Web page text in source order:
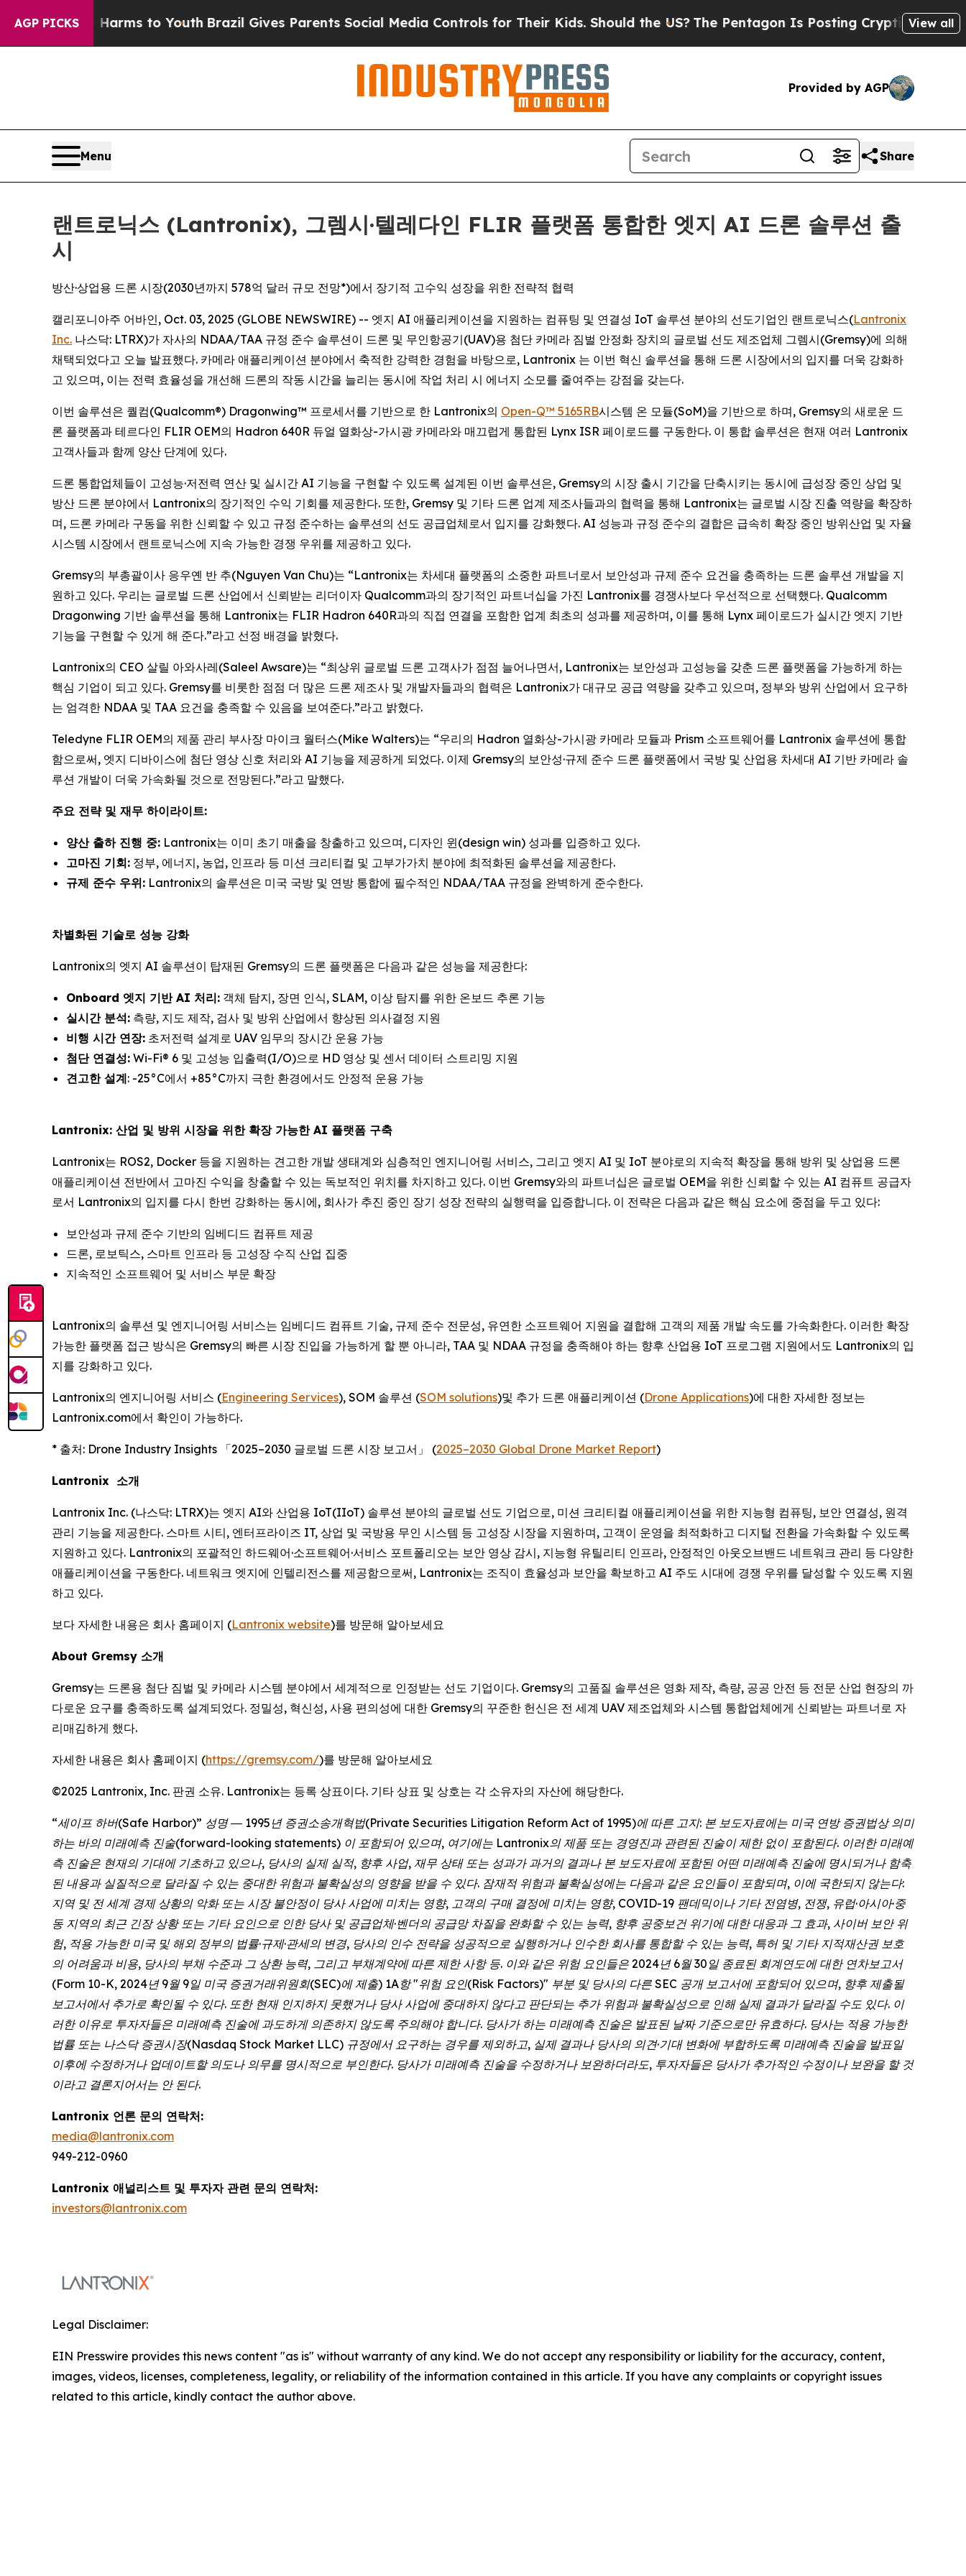
AGP PICKS
Harms to YouthBrazil Gives Parents Social Media Controls for Their Kids. Should the US?The Pentagon Is Posting Cryptic Biblical Messages
View all
Provided by AGP
Menu Share
랜트로닉스 (Lantronix), 그렘시·텔레다인 FLIR 플랫폼 통합한 엣지 AI 드론 솔루션 출
시
방산·상업용 드론 시장(2030년까지 578억 달러 규모 전망*)에서 장기적 고수익 성장을 위한 전략적 협력
캘리포니아주 어바인, Oct. 03, 2025 (GLOBE NEWSWIRE) -- 엣지 AI 애플리케이션을 지원하는 컴퓨팅 및 연결성 IoT 솔루션 분야의 선도기업인 랜트로닉스(Lantronix
Inc. 나스닥: LTRX)가 자사의 NDAA/TAA 규정 준수 솔루션이 드론 및 무인항공기(UAV)용 첨단 카메라 짐벌 안정화 장치의 글로벌 선도 제조업체 그렘시(Gremsy)에 의해
채택되었다고 오늘 발표했다. 카메라 애플리케이션 분야에서 축적한 강력한 경험을 바탕으로, Lantronix 는 이번 혁신 솔루션을 통해 드론 시장에서의 입지를 더욱 강화하
고 있으며, 이는 전력 효율성을 개선해 드론의 작동 시간을 늘리는 동시에 작업 처리 시 에너지 소모를 줄여주는 강점을 갖는다.
이번 솔루션은 퀄컴(Qualcomm®) Dragonwing™ 프로세서를 기반으로 한 Lantronix의 Open-Q™ 5165RB시스템 온 모듈(SoM)을 기반으로 하며, Gremsy의 새로운 드
론 플랫폼과 테르다인 FLIR OEM의 Hadron 640R 듀얼 열화상-가시광 카메라와 매끄럽게 통합된 Lynx ISR 페이로드를 구동한다. 이 통합 솔루션은 현재 여러 Lantronix
고객사들과 함께 양산 단계에 있다.
드론 통합업체들이 고성능·저전력 연산 및 실시간 AI 기능을 구현할 수 있도록 설계된 이번 솔루션은, Gremsy의 시장 출시 기간을 단축시키는 동시에 급성장 중인 상업 및
방산 드론 분야에서 Lantronix의 장기적인 수익 기회를 제공한다. 또한, Gremsy 및 기타 드론 업계 제조사들과의 협력을 통해 Lantronix는 글로벌 시장 진출 역량을 확장하
며, 드론 카메라 구동을 위한 신뢰할 수 있고 규정 준수하는 솔루션의 선도 공급업체로서 입지를 강화했다. AI 성능과 규정 준수의 결합은 급속히 확장 중인 방위산업 및 자율
시스템 시장에서 랜트로닉스에 지속 가능한 경쟁 우위를 제공하고 있다.
Gremsy의 부총괄이사 응우옌 반 추(Nguyen Van Chu)는 “Lantronix는 차세대 플랫폼의 소중한 파트너로서 보안성과 규제 준수 요건을 충족하는 드론 솔루션 개발을 지
원하고 있다. 우리는 글로벌 드론 산업에서 신뢰받는 리더이자 Qualcomm과의 장기적인 파트너십을 가진 Lantronix를 경쟁사보다 우선적으로 선택했다. Qualcomm
Dragonwing 기반 솔루션을 통해 Lantronix는 FLIR Hadron 640R과의 직접 연결을 포함한 업계 최초의 성과를 제공하며, 이를 통해 Lynx 페이로드가 실시간 엣지 기반
기능을 구현할 수 있게 해 준다.”라고 선정 배경을 밝혔다.
Lantronix의 CEO 살릴 아와사레(Saleel Awsare)는 “최상위 글로벌 드론 고객사가 점점 늘어나면서, Lantronix는 보안성과 고성능을 갖춘 드론 플랫폼을 가능하게 하는
핵심 기업이 되고 있다. Gremsy를 비롯한 점점 더 많은 드론 제조사 및 개발자들과의 협력은 Lantronix가 대규모 공급 역량을 갖추고 있으며, 정부와 방위 산업에서 요구하
는 엄격한 NDAA 및 TAA 요건을 충족할 수 있음을 보여준다.”라고 밝혔다.
Teledyne FLIR OEM의 제품 관리 부사장 마이크 월터스(Mike Walters)는 “우리의 Hadron 열화상-가시광 카메라 모듈과 Prism 소프트웨어를 Lantronix 솔루션에 통합
함으로써, 엣지 디바이스에 첨단 영상 신호 처리와 AI 기능을 제공하게 되었다. 이제 Gremsy의 보안성·규제 준수 드론 플랫폼에서 국방 및 산업용 차세대 AI 기반 카메라 솔
루션 개발이 더욱 가속화될 것으로 전망된다.”라고 말했다.
주요 전략 및 재무 하이라이트:
양산 출하 진행 중: Lantronix는 이미 초기 매출을 창출하고 있으며, 디자인 윈(design win) 성과를 입증하고 있다.
고마진 기회: 정부, 에너지, 농업, 인프라 등 미션 크리티컬 및 고부가가치 분야에 최적화된 솔루션을 제공한다.
규제 준수 우위: Lantronix의 솔루션은 미국 국방 및 연방 통합에 필수적인 NDAA/TAA 규정을 완벽하게 준수한다.
차별화된 기술로 성능 강화
Lantronix의 엣지 AI 솔루션이 탑재된 Gremsy의 드론 플랫폼은 다음과 같은 성능을 제공한다:
Onboard 엣지 기반 AI 처리: 객체 탐지, 장면 인식, SLAM, 이상 탐지를 위한 온보드 추론 기능
실시간 분석: 측량, 지도 제작, 검사 및 방위 산업에서 향상된 의사결정 지원
비행 시간 연장: 초저전력 설계로 UAV 임무의 장시간 운용 가능
첨단 연결성: Wi-Fi® 6 및 고성능 입출력(I/O)으로 HD 영상 및 센서 데이터 스트리밍 지원
견고한 설계: -25°C에서 +85°C까지 극한 환경에서도 안정적 운용 가능
Lantronix: 산업 및 방위 시장을 위한 확장 가능한 AI 플랫폼 구축
Lantronix는 ROS2, Docker 등을 지원하는 견고한 개발 생태계와 심층적인 엔지니어링 서비스, 그리고 엣지 AI 및 IoT 분야로의 지속적 확장을 통해 방위 및 상업용 드론
애플리케이션 전반에서 고마진 수익을 창출할 수 있는 독보적인 위치를 차지하고 있다. 이번 Gremsy와의 파트너십은 글로벌 OEM을 위한 신뢰할 수 있는 AI 컴퓨트 공급자
로서 Lantronix의 입지를 다시 한번 강화하는 동시에, 회사가 추진 중인 장기 성장 전략의 실행력을 입증합니다. 이 전략은 다음과 같은 핵심 요소에 중점을 두고 있다:
보안성과 규제 준수 기반의 임베디드 컴퓨트 제공
드론, 로보틱스, 스마트 인프라 등 고성장 수직 산업 집중
지속적인 소프트웨어 및 서비스 부문 확장
Lantronix의 솔루션 및 엔지니어링 서비스는 임베디드 컴퓨트 기술, 규제 준수 전문성, 유연한 소프트웨어 지원을 결합해 고객의 제품 개발 속도를 가속화한다. 이러한 확장
가능한 플랫폼 접근 방식은 Gremsy의 빠른 시장 진입을 가능하게 할 뿐 아니라, TAA 및 NDAA 규정을 충족해야 하는 향후 산업용 IoT 프로그램 지원에서도 Lantronix의 입
지를 강화하고 있다.
Lantronix의 엔지니어링 서비스 (Engineering Services), SOM 솔루션 (SOM solutions)및 추가 드론 애플리케이션 (Drone Applications)에 대한 자세한 정보는
Lantronix.com에서 확인이 가능하다.
* 출처: Drone Industry Insights 「2025–2030 글로벌 드론 시장 보고서」 (2025–2030 Global Drone Market Report)
Lantronix 소개
Lantronix Inc. (나스닥: LTRX)는 엣지 AI와 산업용 IoT(IIoT) 솔루션 분야의 글로벌 선도 기업으로, 미션 크리티컬 애플리케이션을 위한 지능형 컴퓨팅, 보안 연결성, 원격
관리 기능을 제공한다. 스마트 시티, 엔터프라이즈 IT, 상업 및 국방용 무인 시스템 등 고성장 시장을 지원하며, 고객이 운영을 최적화하고 디지털 전환을 가속화할 수 있도록
지원하고 있다. Lantronix의 포괄적인 하드웨어·소프트웨어·서비스 포트폴리오는 보안 영상 감시, 지능형 유틸리티 인프라, 안정적인 아웃오브밴드 네트워크 관리 등 다양한
애플리케이션을 구동한다. 네트워크 엣지에 인텔리전스를 제공함으로써, Lantronix는 조직이 효율성과 보안을 확보하고 AI 주도 시대에 경쟁 우위를 달성할 수 있도록 지원
하고 있다.
보다 자세한 내용은 회사 홈페이지 (Lantronix website)를 방문해 알아보세요
About Gremsy 소개
Gremsy는 드론용 첨단 짐벌 및 카메라 시스템 분야에서 세계적으로 인정받는 선도 기업이다. Gremsy의 고품질 솔루션은 영화 제작, 측량, 공공 안전 등 전문 산업 현장의 까
다로운 요구를 충족하도록 설계되었다. 정밀성, 혁신성, 사용 편의성에 대한 Gremsy의 꾸준한 헌신은 전 세계 UAV 제조업체와 시스템 통합업체에게 신뢰받는 파트너로 자
리매김하게 했다.
자세한 내용은 회사 홈페이지 (https://gremsy.com/)를 방문해 알아보세요
©2025 Lantronix, Inc. 판권 소유. Lantronix는 등록 상표이다. 기타 상표 및 상호는 각 소유자의 자산에 해당한다.
“세이프 하버(Safe Harbor)” 성명 ― 1995년 증권소송개혁법(Private Securities Litigation Reform Act of 1995)에 따른 고지: 본 보도자료에는 미국 연방 증권법상 의미
하는 바의 미래예측 진술(forward-looking statements) 이 포함되어 있으며, 여기에는 Lantronix의 제품 또는 경영진과 관련된 진술이 제한 없이 포함된다. 이러한 미래예
측 진술은 현재의 기대에 기초하고 있으나, 당사의 실제 실적, 향후 사업, 재무 상태 또는 성과가 과거의 결과나 본 보도자료에 포함된 어떤 미래예측 진술에 명시되거나 함축
된 내용과 실질적으로 달라질 수 있는 중대한 위험과 불확실성의 영향을 받을 수 있다. 잠재적 위험과 불확실성에는 다음과 같은 요인들이 포함되며, 이에 국한되지 않는다:
지역 및 전 세계 경제 상황의 악화 또는 시장 불안정이 당사 사업에 미치는 영향, 고객의 구매 결정에 미치는 영향, COVID-19 팬데믹이나 기타 전염병, 전쟁, 유럽·아시아·중
동 지역의 최근 긴장 상황 또는 기타 요인으로 인한 당사 및 공급업체·벤더의 공급망 차질을 완화할 수 있는 능력, 향후 공중보건 위기에 대한 대응과 그 효과, 사이버 보안 위
험, 적용 가능한 미국 및 해외 정부의 법률·규제·관세의 변경, 당사의 인수 전략을 성공적으로 실행하거나 인수한 회사를 통합할 수 있는 능력, 특허 및 기타 지적재산권 보호
의 어려움과 비용, 당사의 부채 수준과 그 상환 능력, 그리고 부채계약에 따른 제한 사항 등. 이와 같은 위험 요인들은 2024년 6월 30일 종료된 회계연도에 대한 연차보고서
(Form 10-K, 2024년 9월 9일 미국 증권거래위원회(SEC)에 제출) 1A항 "위험 요인(Risk Factors)" 부분 및 당사의 다른 SEC 공개 보고서에 포함되어 있으며, 향후 제출될
보고서에서 추가로 확인될 수 있다. 또한 현재 인지하지 못했거나 당사 사업에 중대하지 않다고 판단되는 추가 위험과 불확실성으로 인해 실제 결과가 달라질 수도 있다. 이
러한 이유로 투자자들은 미래예측 진술에 과도하게 의존하지 않도록 주의해야 합니다. 당사가 하는 미래예측 진술은 발표된 날짜 기준으로만 유효하다. 당사는 적용 가능한
법률 또는 나스닥 증권시장(Nasdaq Stock Market LLC) 규정에서 요구하는 경우를 제외하고, 실제 결과나 당사의 의견·기대 변화에 부합하도록 미래예측 진술을 발표일
이후에 수정하거나 업데이트할 의도나 의무를 명시적으로 부인한다. 당사가 미래예측 진술을 수정하거나 보완하더라도, 투자자들은 당사가 추가적인 수정이나 보완을 할 것
이라고 결론지어서는 안 된다.
Lantronix 언론 문의 연락처:
media@lantronix.com
949-212-0960
Lantronix 애널리스트 및 투자자 관련 문의 연락처:
investors@lantronix.com
Legal Disclaimer:
EIN Presswire provides this news content "as is" without warranty of any kind. We do not accept any responsibility or liability for the accuracy, content,
images, videos, licenses, completeness, legality, or reliability of the information contained in this article. If you have any complaints or copyright issues
related to this article, kindly contact the author above.